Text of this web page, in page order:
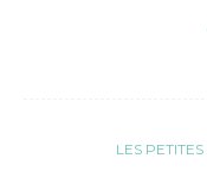
LES